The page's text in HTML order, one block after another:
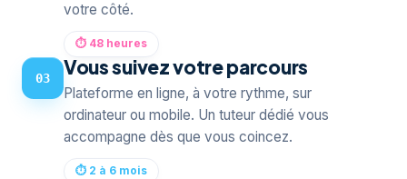
votre côté.
⏱ 48 heures
03 Vous suivez votre parcours
Plateforme en ligne, à votre rythme, sur
ordinateur ou mobile. Un tuteur dédié vous
accompagne dès que vous coincez.
⏱ 2 à 6 mois